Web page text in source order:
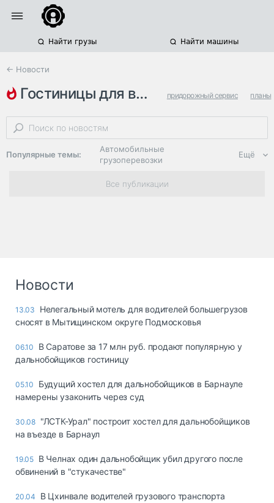
Найти грузы Найти машины
← Новости
гостиницы для водителей придорожный сервис планы
дальнобойщики
Популярные темы:
Автомобильные
грузоперевозки
Региональная
логистика
опасные грузы
страхование
Склады и
грузовые
Коммерческий
Спецтехника
запчасти, шины
Ещё
Все публикации
Новости
13.03
Нелегальный мотель для водителей большегрузов
сносят в Мытищинском округе Подмосковья
06.10
В Саратове за 17 млн руб. продают популярную у
дальнобойщиков гостиницу
05.10
Будущий хостел для дальнобойщиков в Барнауле
намерены узаконить через суд
30.08 "ЛСТК-Урал" построит хостел для дальнобойщиков
на въезде в Барнаул
19.05 В Челнах один дальнобойщик убил другого после
обвинений в "стукачестве"
20.04
В Цхинвале водителей грузового транспорта